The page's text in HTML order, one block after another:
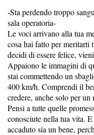
-Sta perdendo troppo
sala operatoria-
Le voci arrivano alla tua
cosa hai fatto per meritarti
decidi di essere felice,
Appaiono le immagini di
stai commettendo un
400 km/h. Comprendi il
credere, anche solo per
Pensi a tutte quelle
conosciute nella tua vita.
accaduto sia un bene,